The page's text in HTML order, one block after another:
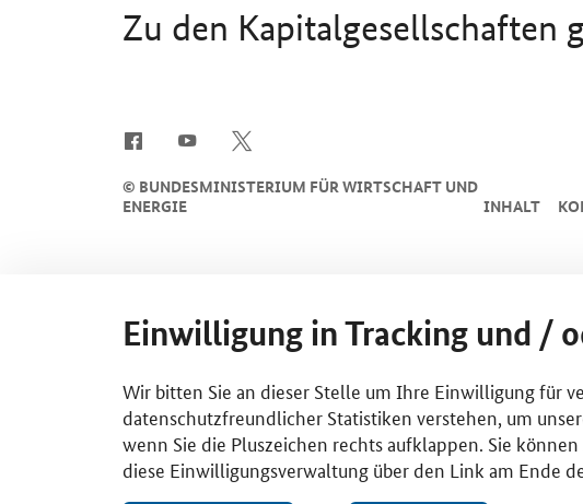
Zu den Kapitalgesellschaften
© BUNDESMINISTERIUM FÜR WIRTSCHAFT UND
ENERGIE
INHALT
Einwilligung in Tracking und /
Wir bitten Sie an dieser Stelle um Ihre Einwilligung für
datenschutzfreundlicher Statistiken verstehen, um
wenn Sie die Pluszeichen rechts aufklappen. Sie
diese Einwilligungsverwaltung über den Link am Ende